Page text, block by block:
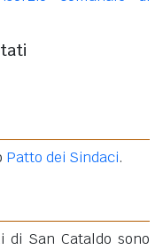
Patto dei Sindaci.
di San Cataldo sono